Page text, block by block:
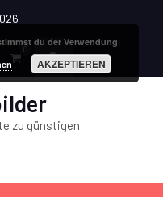
0
zu günstigen
du der Verwendung
AKZEPTIEREN